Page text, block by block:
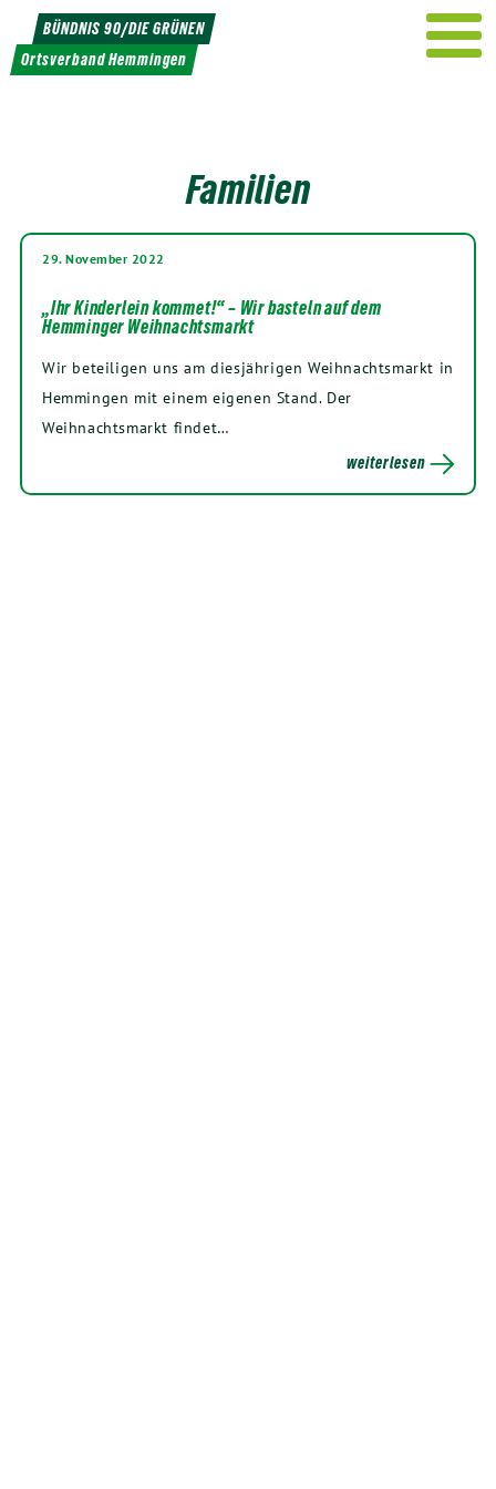
Weiter
zum
Inhalt
BÜNDNIS 90/DIE GRÜNEN
Ortsverband Hemmingen
Familien
29. November 2022
„Ihr Kinderlein kommet!“ – Wir basteln auf dem
Hemminger Weihnachtsmarkt
Wir beteiligen uns am diesjährigen Weihnachtsmarkt in
Hemmingen mit einem eigenen Stand. Der
Weihnachtsmarkt findet…
weiterlesen